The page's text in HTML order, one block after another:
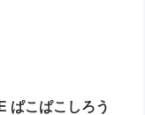
ぱこぱこしろう